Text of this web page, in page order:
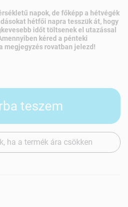
napok, de főképp a hétvégék
hétfői napra tesszük át, hogy
időt töltsenek el utazással
kéred a pénteki
megjegyzés rovatban jelezd!
teszem
ha a termék ára csökken